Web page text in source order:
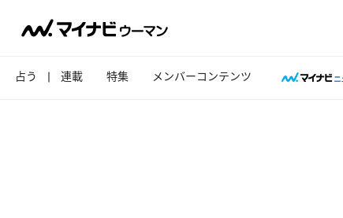
占う 連載 特集 メンバーコンテンツ